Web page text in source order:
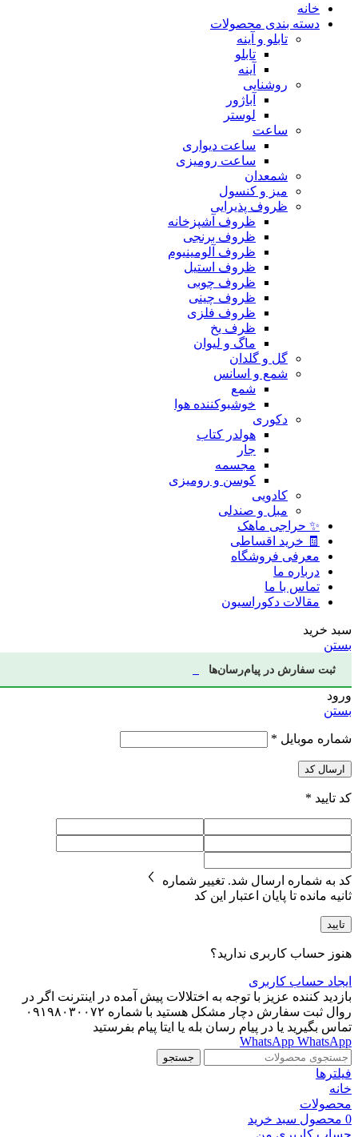
خانه
دسته بندی محصولات
تابلو و آینه
تابلو
آینه
روشنایی
آباژور
لوستر
ساعت
ساعت دیواری
ساعت رومیزی
شمعدان
میز و کنسول
ظروف پذیرایی
ظروف آشپزخانه
ظروف برنجی
ظروف آلومینیوم
ظروف استیل
ظروف چوبی
ظروف چینی
ظروف فلزی
ظرف یخ
ماگ و لیوان
گل و گلدان
شمع و اسانس
شمع
خوشبوکننده هوا
دکوری
هولدر کتاب
جار
مجسمه
کوسن و رومیزی
کادویی
مبل و صندلی
✨ حراجی ماهک
🧾 خرید اقساطی
معرفی فروشگاه
درباره ما
تماس با ما
مقالات دکوراسیون
سبد خرید
بستن
ثبت سفارش در پیام‌رسان‌ها
ورود
بستن
شماره موبایل *
ارسال کد
کد تایید *
کد به شماره ارسال شد. تغییر شماره
ثانیه مانده تا پایان اعتبار این کد
تایید
هنوز حساب کاربری ندارید؟
ایجاد حساب کاربری
بازدید کننده عزیز با توجه به اختلالات پیش آمده در اینترنت اگر در
روال ثبت سفارش دچار مشکل هستید با شماره ۰۹۱۹۸۰۳۰۰۷۲
تماس بگیرید یا در پیام رسان بله یا ایتا پیام بفرستید
WhatsApp WhatsApp
جستجو
فیلترها
خانه
محصولات
0 محصول سبد خرید
حساب کاربری من